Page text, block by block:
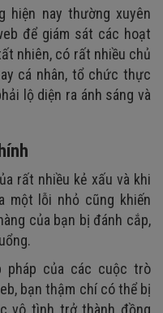
hiện nay thường xuyên
để giám sát các hoạt
nhiên, có rất nhiều chủ
cá nhân, tổ chức thực
lộ diện ra ánh sáng và
rất nhiều kẻ xấu và khi
một lỗi nhỏ cũng khiến
của bạn bị đánh cắp,
pháp của các cuộc trò
bạn thậm chí có thể bị